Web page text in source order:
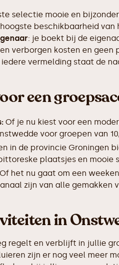
selectie mooie en
hoogste beschikbaarheid van
: je boekt bij de
verborgen kosten en geen
vermelding staat de
een
Of je nu kiest voor een
voor groepen van
in de provincie Groningen
plaatsjes en mooie
Of het nu gaat om een
zijn van alle
in
regelt en verblijft in jullie
zijn er nog veel meer